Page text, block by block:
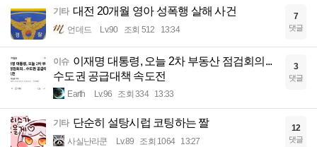
기타 대전 20개월 영아 성폭행 살해 사건
언데드 Lv.90 조회 512 13:34
7
댓글
이슈 이재명 대통령, 오늘 2차 부동산 점검회의...
수도권 공급대책 속도전
Earth Lv.96 조회 334 13:33
3
댓글
기타 단순히 설탕시럽 코팅하는 짤
사실난라쿤 Lv.89 조회 1064 13:27
12
댓글